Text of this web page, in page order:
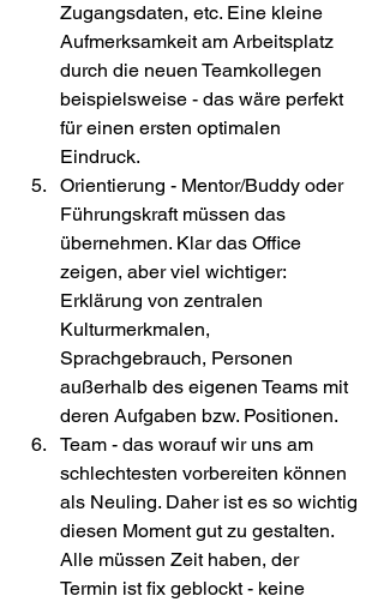
Zugangsdaten, etc. Eine kleine
Aufmerksamkeit am Arbeitsplatz
durch die neuen Teamkollegen
beispielsweise - das wäre perfekt
für einen ersten optimalen
Eindruck.
Orientierung - Mentor/Buddy oder
Führungskraft müssen das
übernehmen. Klar das Office
zeigen, aber viel wichtiger:
Erklärung von zentralen
Kulturmerkmalen,
Sprachgebrauch, Personen
außerhalb des eigenen Teams mit
deren Aufgaben bzw. Positionen.
Team - das worauf wir uns am
schlechtesten vorbereiten können
als Neuling. Daher ist es so wichtig
diesen Moment gut zu gestalten.
Alle müssen Zeit haben, der
Termin ist fix geblockt - keine